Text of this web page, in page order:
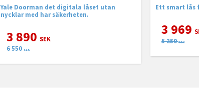
Yale Doorman det digitala låset utan
nycklar med har säkerheten.
3 890 SEK
6 550 SEK
Ett smart lås
3 969
5 250 SEK